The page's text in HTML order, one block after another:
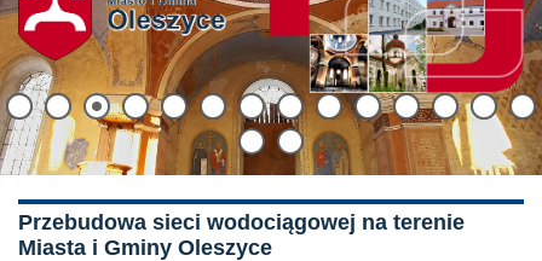
Przebudowa sieci wodociągowej na terenie
Miasta i Gminy Oleszyce